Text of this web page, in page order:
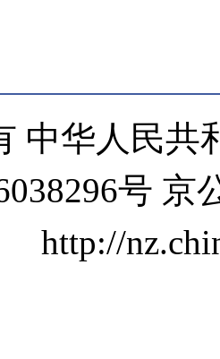
中华人民共
号 京
http://